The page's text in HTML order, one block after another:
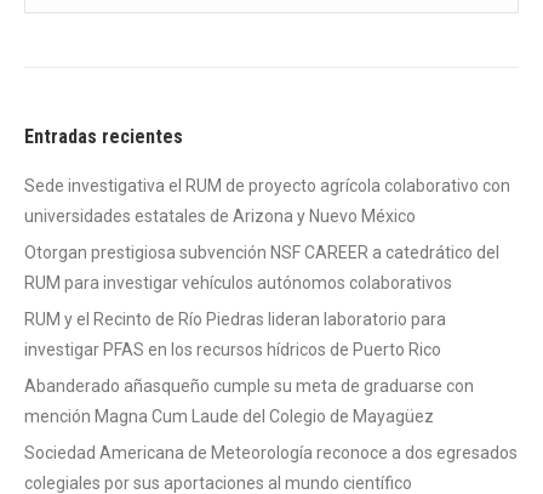
Entradas recientes
Sede investigativa el RUM de proyecto agrícola colaborativo con
universidades estatales de Arizona y Nuevo México
Otorgan prestigiosa subvención NSF CAREER a catedrático del
RUM para investigar vehículos autónomos colaborativos
RUM y el Recinto de Río Piedras lideran laboratorio para
investigar PFAS en los recursos hídricos de Puerto Rico
Abanderado añasqueño cumple su meta de graduarse con
mención Magna Cum Laude del Colegio de Mayagüez
Sociedad Americana de Meteorología reconoce a dos egresados
colegiales por sus aportaciones al mundo científico